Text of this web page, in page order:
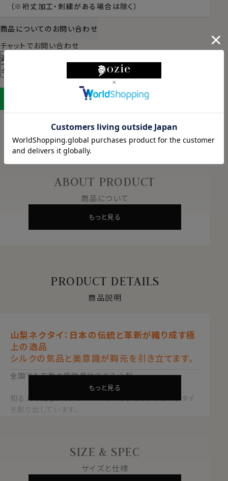
（※裄丈加工・刺繍がある場合は除く）
商品についてのお問い合わせ
チャットでお問い合わせ
返品・交換について
ギフトラッピングについて
LINEに保存する
ABOUT PRODUCT
商品について
もっと見る
PRODUCT DETAILS
商品説明
山梨ネクタイ：日本の伝統と革新が織り成す極
上の逸品
シルクの気品と美意識が胸元を引き立てます。
全国でも有数の織物産地である山梨。
知る人ぞ知るジャパンメイドのハイクオリティなネクタイ
を創り出しています。
●歴史とデザイン
200年の織物資料をもとに、時代に合ったデザインを提
もっと見る
SIZE & SPEC
サイズと仕様